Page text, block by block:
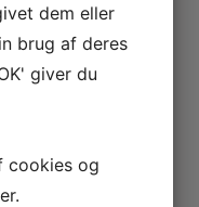
for træblæsere
dem eller
brug af deres
giver du
cookies og
.